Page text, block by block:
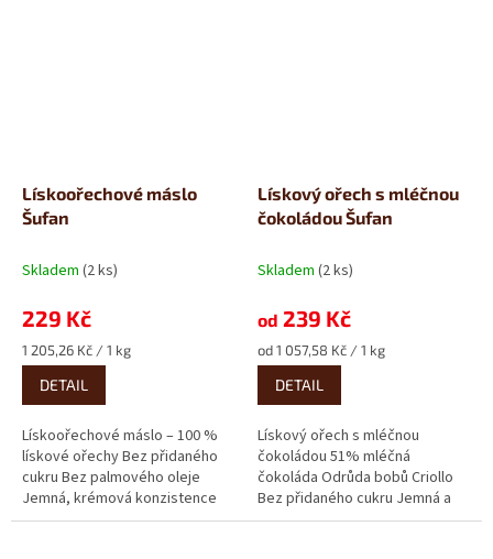
Lískoořechové máslo
Šufan
Skladem (2 ks)
229 Kč
Měrná
cena:
1 205,26 Kč / 1 kg
DETAIL
Lískoořechové máslo – 100 %
lískové ořechy Bez přidaného
cukru Bez palmového oleje
Jemná, krémová konzistence
Představa „ideálního“
Lískový ořech s mléčnou
čokoládou Šufan
Skladem (2 ks)
od 239 Kč
Měrná
cena:
od 1 057,58 Kč / 1 kg
DETAIL
Lískový ořech s mléčnou
čokoládou 51% mléčná
čokoláda Odrůda bobů Criollo
Bez přidaného cukru Jemná a
krémová Kdo preferuje